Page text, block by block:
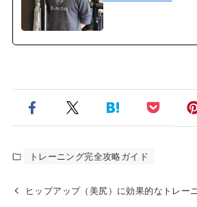
トレーニング完全攻略ガイド
ヒップアップ（美尻）に効果的なトレー